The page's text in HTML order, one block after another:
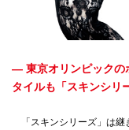
— 東京オリンピックの
タイルも「スキンシリ
「スキンシリーズ」は継